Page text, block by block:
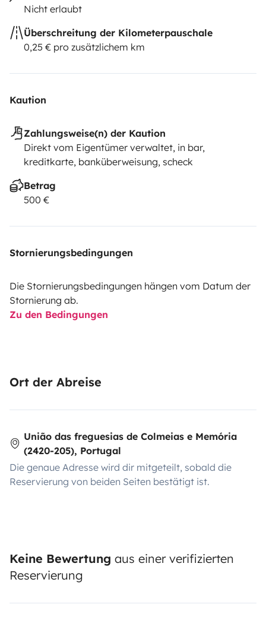
Nicht erlaubt
Überschreitung der Kilometerpauschale
0,25 € pro zusätzlichem km
Kaution
Zahlungsweise(n) der Kaution
Direkt vom Eigentümer verwaltet, in bar,
kreditkarte, banküberweisung, scheck
Betrag
500 €
Stornierungsbedingungen
Die Stornierungsbedingungen hängen vom Datum der
Stornierung ab.
Zu den Bedingungen
Ort der Abreise
União das freguesias de Colmeias e Memória
(2420-205), Portugal
Die genaue Adresse wird dir mitgeteilt, sobald die
Reservierung von beiden Seiten bestätigt ist.
Keine Bewertung aus einer verifizierten
Reservierung